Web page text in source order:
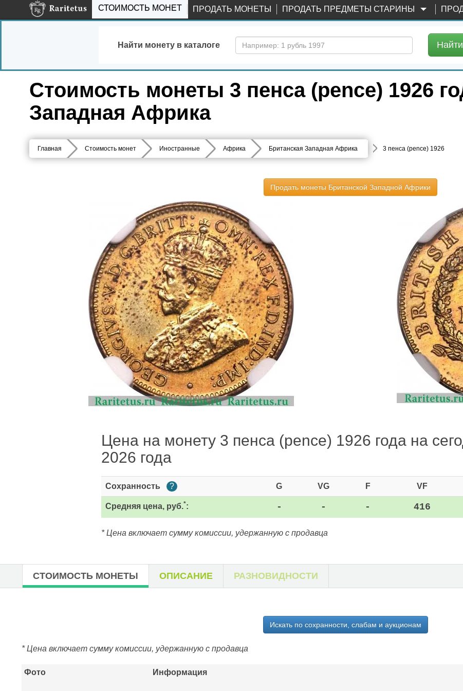
СТОИМОСТЬ МОНЕТ ПРОДАТЬ МОНЕТЫ ПРОДАТЬ ПРЕДМЕТЫ СТАРИНЫ
Найти монету в каталоге Найти
Стоимость монеты 3 пенса (pence) 1926
Западная Африка
Главная Стоимость монет Иностранные Африка Британская Западная Африка 3 пенса (pence) 1926
Продать монеты Британской Западной Африки
Цена на монету 3 пенса (pence) 1926 года на
2026 года
Сохранность ? G VG F VF
Средняя цена, руб.*: - - - 416
* Цена включает сумму комиссии, удержанную с продавца
СТОИМОСТЬ МОНЕТЫ ОПИСАНИЕ РАЗНОВИДНОСТИ
Искать по сохранности, слабам и аукционам
* Цена включает сумму комиссии, удержанную с продавца
Фото Информация